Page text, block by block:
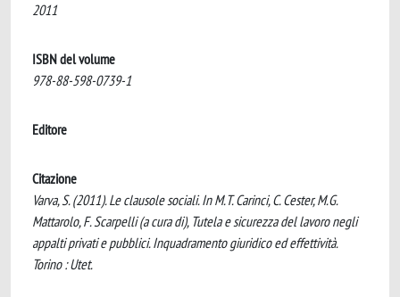
2011
ISBN del volume
978-88-598-0739-1
Editore
Citazione
Varva, S. (2011). Le clausole sociali. In M.T. Carinci, C. Cester, M.G.
Mattarolo, F. Scarpelli (a cura di), Tutela e sicurezza del lavoro negli
appalti privati e pubblici. Inquadramento giuridico ed effettività.
Torino : Utet.